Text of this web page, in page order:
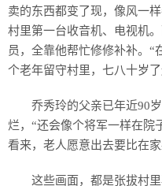
卖的东西都变了现，像风一
村里第一台收音机、电视机
员，全靠他帮忙修修补补。“
个老年留守村里，七八十岁
乔秀玲的父亲已年近90
烂，“还会像个将军一样在院
看来，老人愿意出去要比在家
这些画面，都是张拔村